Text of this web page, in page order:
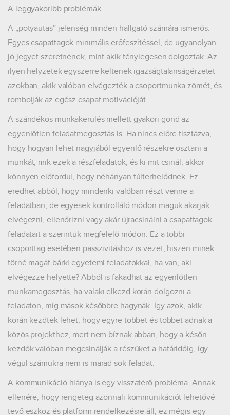
A leggyakoribb problémák
A „potyautas” jelenség minden hallgató számára ismerős.
Egyes csapattagok minimális erőfeszítéssel, de ugyanolyan
jó jegyet szeretnének, mint akik ténylegesen dolgoztak. Az
ilyen helyzetek egyszerre keltenek igazságtalanságérzetet
azokban, akik valóban elvégezték a csoportmunka zömét, és
rombolják az egész csapat motivációját.
A szándékos munkakerülés mellett gyakori gond az
egyenlőtlen feladatmegosztás is. Ha nincs előre tisztázva,
hogy hogyan lehet nagyjából egyenlő részekre osztani a
munkát, mik ezek a részfeladatok, és ki mit csinál, akkor
könnyen előfordul, hogy néhányan túlterhelődnek. Ez
eredhet abból, hogy mindenki valóban részt venne a
feladatban, de egyesek kontrolláló módon maguk akarják
elvégezni, ellenőrizni vagy akár újracsinálni a csapattagok
feladatait a szerintük megfelelő módon. Ez a többi
csoporttag esetében passzivitáshoz is vezet, hiszen minek
törné magát bárki egyetemi feladatokkal, ha van, aki
elvégezze helyette? Abból is fakadhat az egyenlőtlen
munkamegosztás, ha valaki elkezd korán dolgozni a
feladaton, míg mások későbbre hagynák. Így azok, akik
korán kezdtek lehet, hogy egyre többet és többet adnak a
közös projekthez, mert nem bíznak abban, hogy a későn
kezdők valóban megcsinálják a részüket a határidőig, így
végül számukra nem is marad sok feladat.
A kommunikáció hiánya is egy visszatérő probléma. Annak
ellenére, hogy rengeteg azonnali kommunikációt lehetővé
tevő eszköz és platform rendelkezésre áll, ez mégis egy